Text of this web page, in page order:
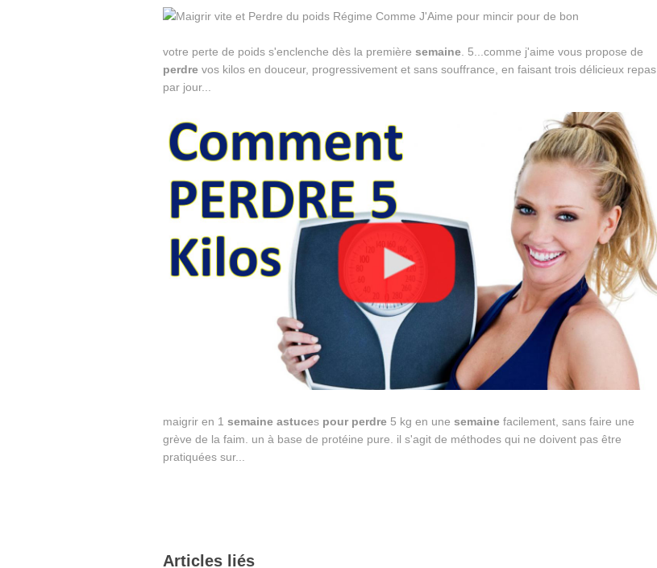
votre perte de poids s'enclenche dès la première semaine. 5...comme j'aime vous propose de
perdrevos kilos en douceur, progressivement et sans souffrance, en faisant trois délicieux repas
par jour...
maigrir en 1 semaine astuces pour perdre5 kg en une semainefacilement, sans faire une
grève de la faim. un à base de protéine pure. il s'agit de méthodes qui ne doivent pas être
pratiquées sur...
Articles liés